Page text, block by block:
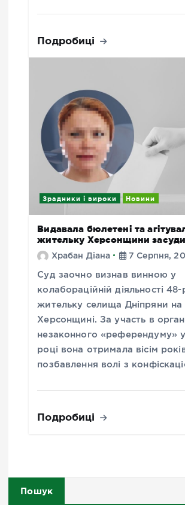
Подробиці
Зрадники і вироки Новини
Видавала бюлетені та
жительку Херсонщини
Храбан Діана 7 Серпня,
Суд заочно визнав винною у
колабораційній діяльності 48-
жительку селища Дніпряни на
Херсонщині. За участь в
незаконного «референдуму»
році вона отримала вісім
позбавлення волі з
Подробиці
Пошук